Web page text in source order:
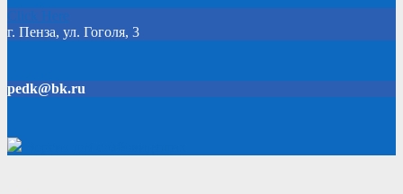
Click Here
г. Пенза, ул. Гоголя, 3
pedk@bk.ru